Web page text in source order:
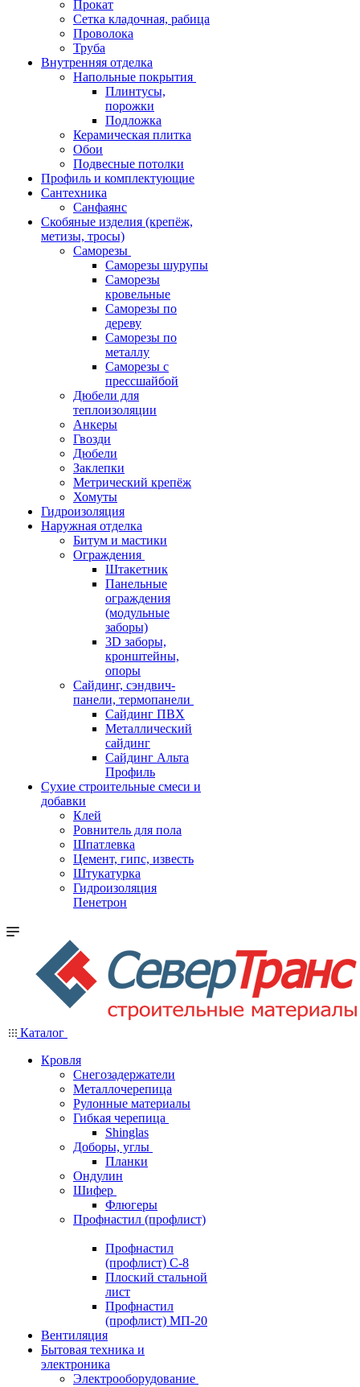
Прокат
Сетка кладочная, рабица
Проволока
Труба
Внутренняя отделка
Напольные покрытия
Плинтусы,
порожки
Подложка
Керамическая плитка
Обои
Подвесные потолки
Профиль и комплектующие
Сантехника
Санфаянс
Скобяные изделия (крепёж,
метизы, тросы)
Саморезы
Саморезы шурупы
Саморезы
кровельные
Саморезы по
дереву
Саморезы по
металлу
Саморезы с
прессшайбой
Дюбели для
теплоизоляции
Анкеры
Гвозди
Дюбели
Заклепки
Метрический крепёж
Хомуты
Гидроизоляция
Наружная отделка
Битум и мастики
Ограждения
Штакетник
Панельные
ограждения
(модульные
заборы)
3D заборы,
кронштейны,
опоры
Cайдинг, сэндвич-
панели, термопанели
Сайдинг ПВХ
Металлический
сайдинг
Сайдинг Альта
Профиль
Сухие строительные смеси и
добавки
Клей
Ровнитель для пола
Шпатлевка
Цемент, гипс, известь
Штукатурка
Гидроизоляция
Пенетрон
Каталог
Кровля
Снегозадержатели
Металлочерепица
Рулонные материалы
Гибкая черепица
Shinglas
Доборы, углы
Планки
Ондулин
Шифер
Флюгеры
Профнастил (профлист)
Профнастил
(профлист) С-8
Плоский стальной
лист
Профнастил
(профлист) МП-20
Вентиляция
Бытовая техника и
электроника
Электрооборудование